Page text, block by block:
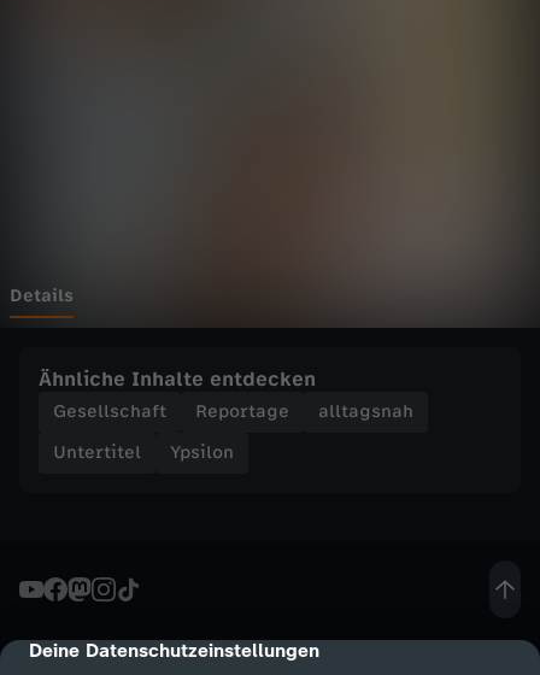
cmp-dialog-description
Deine Datenschutzeinstellungen
e
b
u
a
n
Details
Ähnliche Inhalte entdecken
Gesellschaft Reportage
alltagsnah
Untertitel
Ypsilon